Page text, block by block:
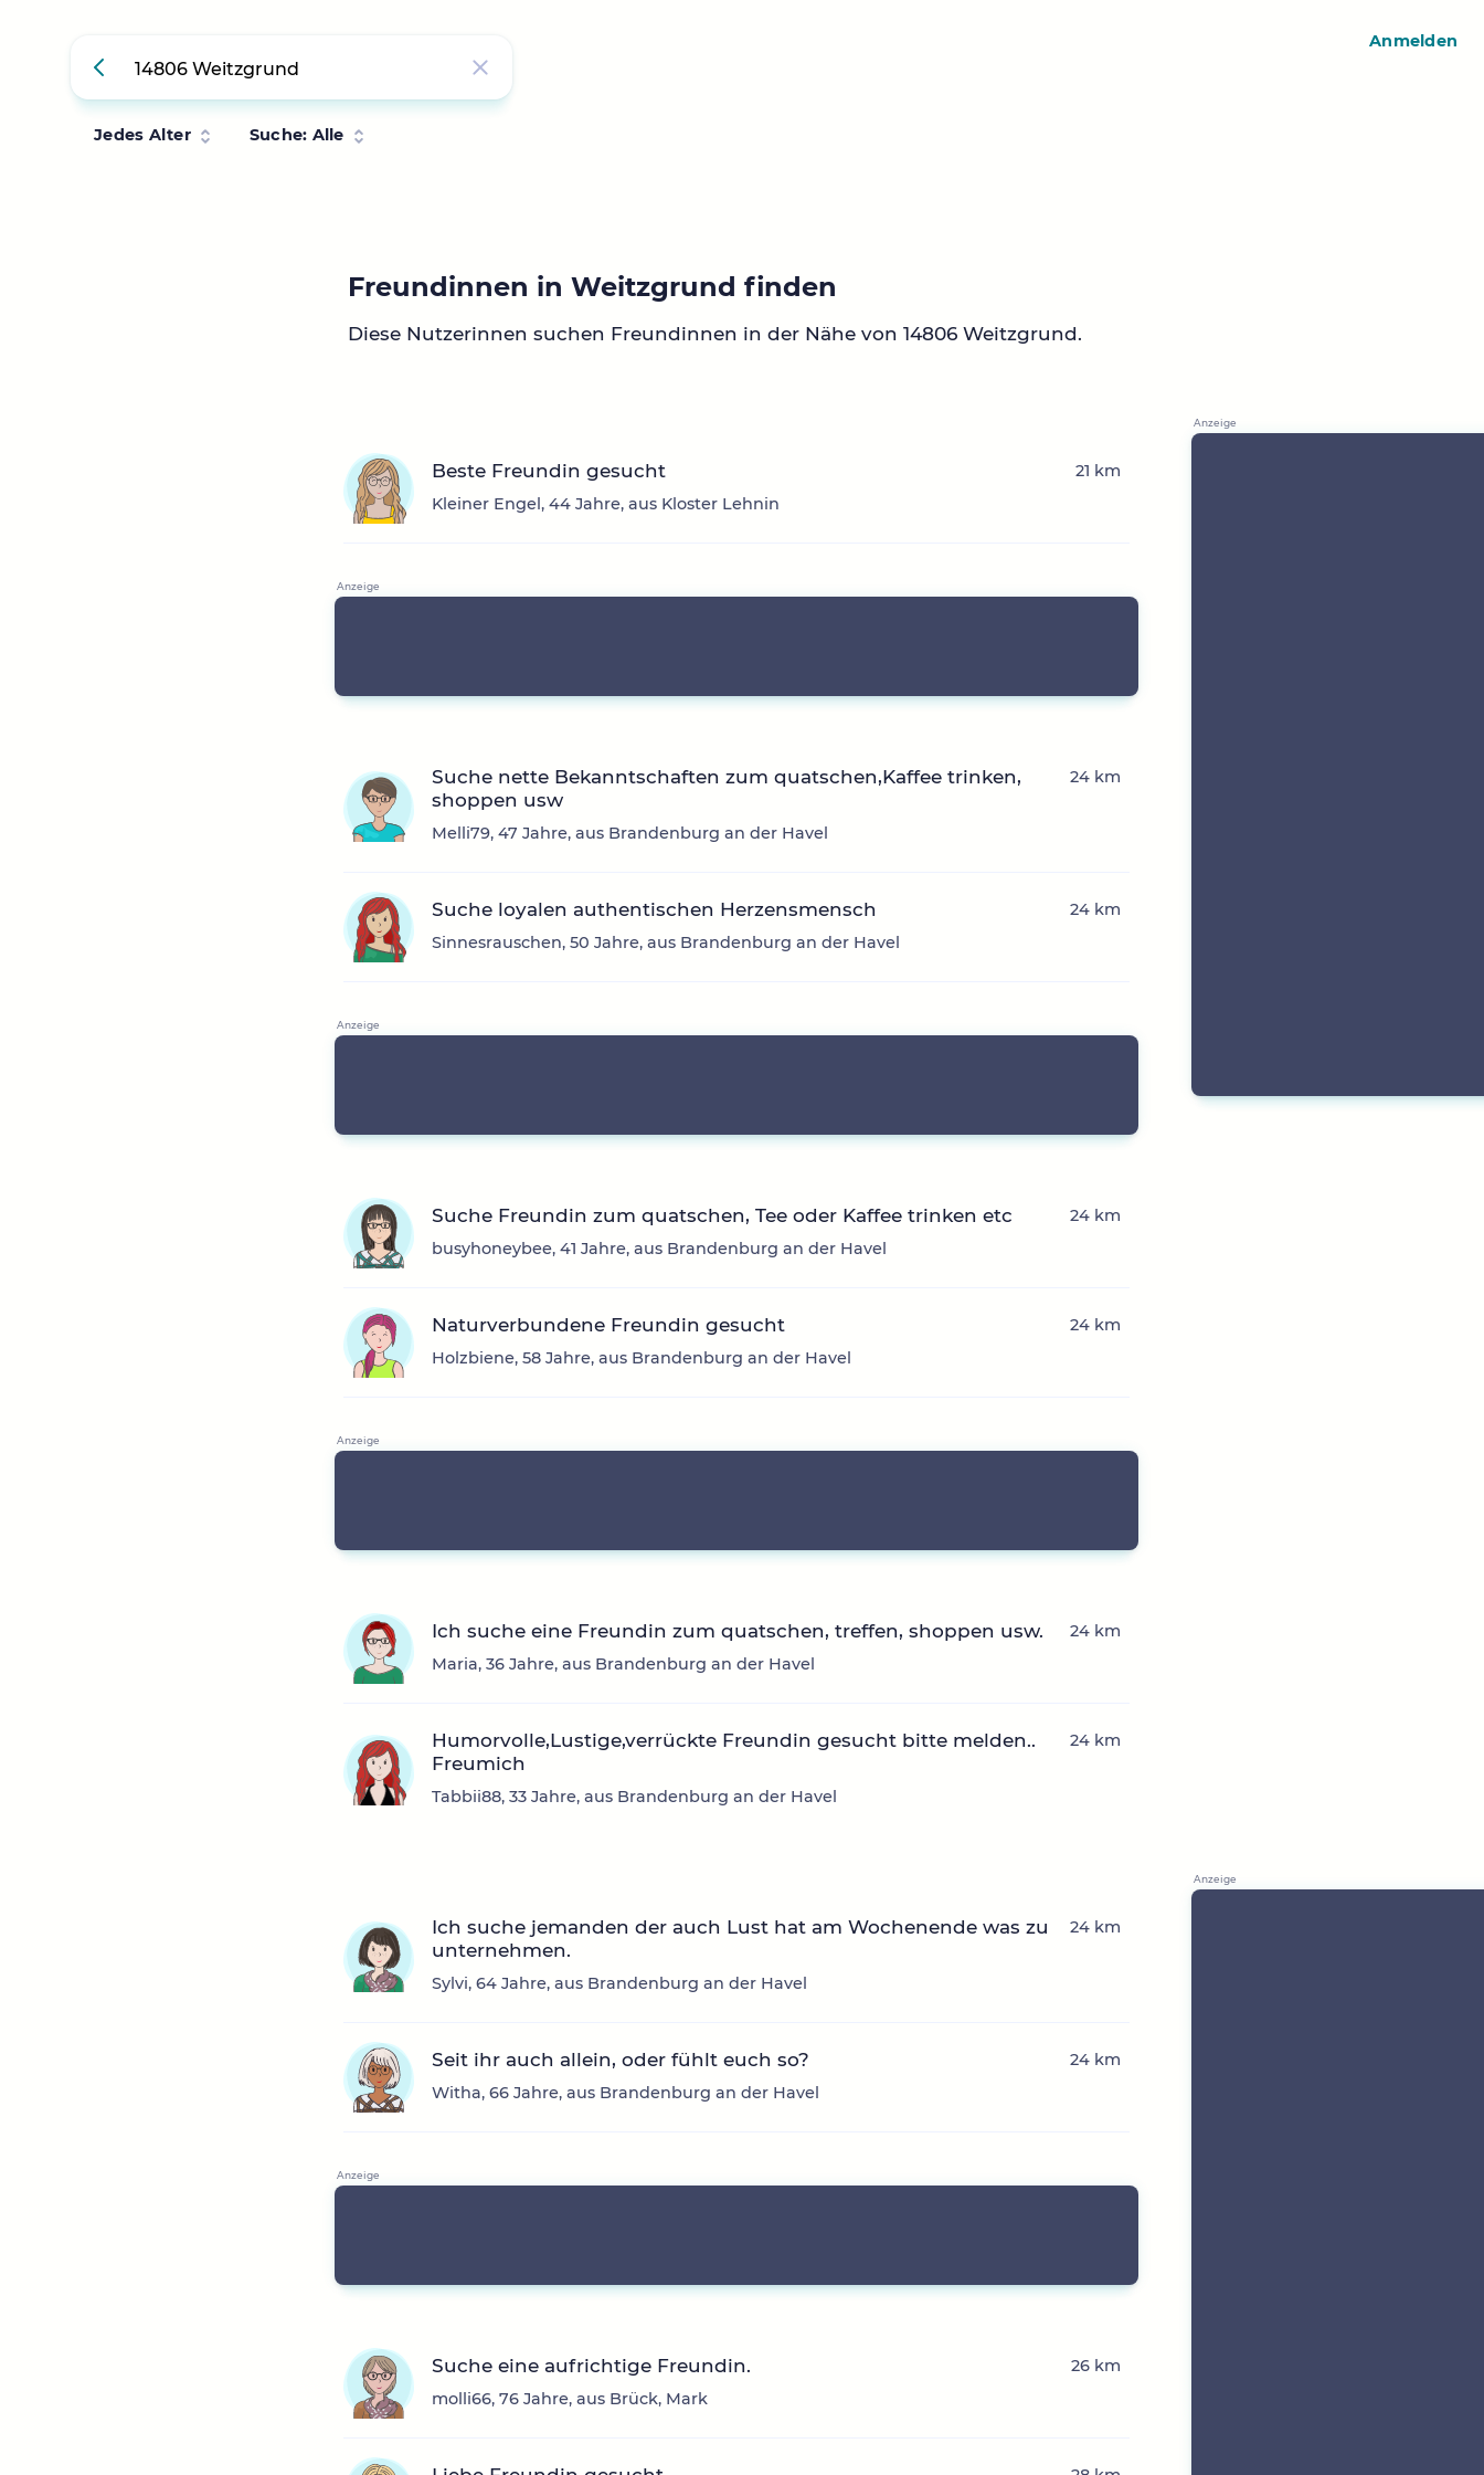
Jedes Alter Suche: Alle
Freundinnen in Weitzgrund finden
Diese Nutzerinnen suchen Freundinnen in der Nähe von 14806 Weitzgrund.
Beste Freundin gesucht
Kleiner Engel, 44 Jahre, aus Kloster Lehnin
21 km
Suche nette Bekanntschaften zum quatschen,Kaffee trinken,
shoppen usw
Melli79, 47 Jahre, aus Brandenburg an der Havel
24 km
Suche loyalen authentischen Herzensmensch
Sinnesrauschen, 50 Jahre, aus Brandenburg an der Havel
24 km
Suche Freundin zum quatschen, Tee oder Kaffee trinken etc
busyhoneybee, 41 Jahre, aus Brandenburg an der Havel
24 km
Naturverbundene Freundin gesucht
Holzbiene, 58 Jahre, aus Brandenburg an der Havel
24 km
Ich suche eine Freundin zum quatschen, treffen, shoppen usw.
Maria, 36 Jahre, aus Brandenburg an der Havel
24 km
Humorvolle,Lustige,verrückte Freundin gesucht bitte melden..
Freumich
Tabbii88, 33 Jahre, aus Brandenburg an der Havel
24 km
Ich suche jemanden der auch Lust hat am Wochenende was zu
unternehmen.
Sylvi, 64 Jahre, aus Brandenburg an der Havel
24 km
Seit ihr auch allein, oder fühlt euch so?
Witha, 66 Jahre, aus Brandenburg an der Havel
24 km
Suche eine aufrichtige Freundin.
molli66, 76 Jahre, aus Brück, Mark
26 km
Anmelden